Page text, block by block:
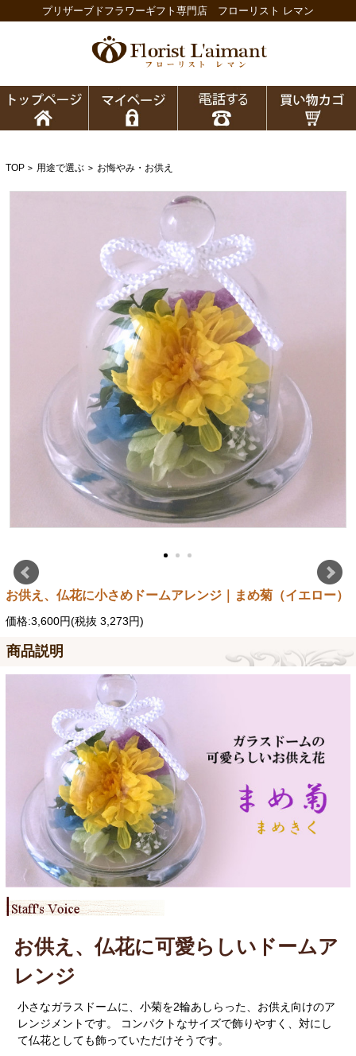
プリザーブドフラワーギフト専門店 フローリスト レマン
TOP > 用途で選ぶ > お悔やみ・お供え
お供え、仏花に小さめドームアレンジ｜まめ菊（イエロー）
価格:3,600円(税抜 3,273円)
商品説明
お供え、仏花に可愛らしいドームア
レンジ
小さなガラスドームに、小菊を2輪あしらった、お供え向けのア
レンジメントです。 コンパクトなサイズで飾りやすく、対にし
て仏花としても飾っていただけそうです。